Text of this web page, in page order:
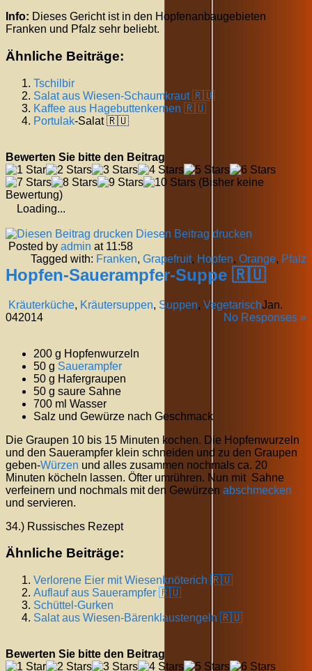
Info: Dieses Gericht ist in den Hopfenanbaugebieten
Franken und Pfalz sehr beliebt.
Ähnliche Beiträge:
Tschilbir
Salat aus Wiesen-Schaumkraut 🇷🇺
Kaffee aus Hagebuttenkernen 🇷🇺
Portulak-Salat 🇷🇺
Bewerten Sie bitte den Beitrag
(Bisher keine
Bewertung)
Loading...
Diesen Beitrag drucken
Posted by admin at 11:58
Tagged with: Franken, Grapefruit, Hopfen, Orange, Pfalz
Hopfen-Sauerampfer-Suppe 🇷🇺
Kräuterküche, Kräutersuppen, Suppen, Vegetarisch
No Responses »
Jan.
042014
200 g Hopfenwurzeln
50 g Sauerampfer
50 g Hafergraupen
50 g saure Sahne
700 ml Wasser
Salz und Gewürze nach Geschmack
Die Graupen 10 bis 15 Minuten kochen. Die Hopfenwurzeln
und den Sauerampfer klein schneiden und zu den Graupen
geben-Würzen und alles zusammen nochmals ca. 20
Minuten köcheln lassen. Öfter umrühren. Nun mit Sahne
verfeinern und nochmals mit den Gewürzen abschmecken
und servieren.
34.) Russisches Rezept
Ähnliche Beiträge:
Verlorene Eier mit Wiesenknöterich 🇷🇺
Auflauf aus Sauerampfer 🇷🇺
Schüttel-Gurken
Salat aus Wiesen-Bärenklaustengeln 🇷🇺
Bewerten Sie bitte den Beitrag